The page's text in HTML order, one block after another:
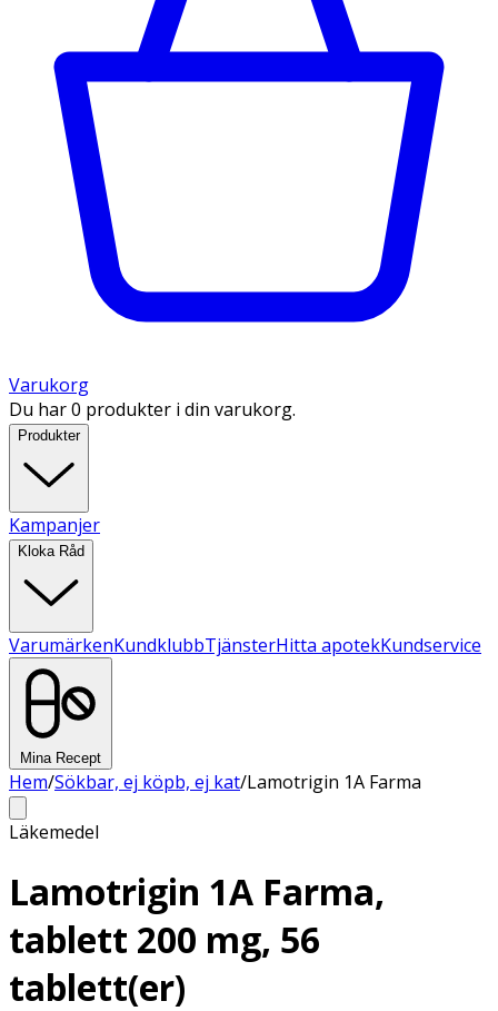
Varukorg
Du har 0 produkter i din varukorg.
Produkter
Kampanjer
Kloka Råd
VarumärkenKundklubbTjänsterHitta apotekKundservice
Mina Recept
Hem/Sökbar, ej köpb, ej kat/Lamotrigin 1A Farma
Läkemedel
Lamotrigin 1A Farma,
tablett 200 mg, 56
tablett(er)